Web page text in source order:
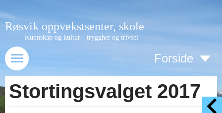
Røsvik oppvekstsenter, skole
Kunnskap og kultur - trygghet og trivsel
Forside
Stortingsvalget 2017